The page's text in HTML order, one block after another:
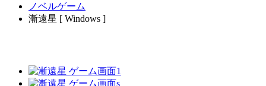
ノベルゲーム
漸遠星 [ Windows ]